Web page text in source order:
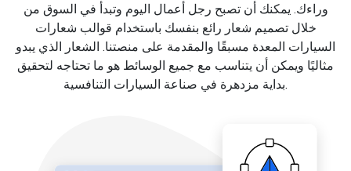
وراءك. يمكنك أن تصبح رجل أعمال اليوم وتبدأ في السوق من
خلال تصميم شعار رائع بنفسك باستخدام قوالب شعارات
السيارات المعدة مسبقًا والمقدمة على منصتنا. الشعار الذي يبدو
مثاليًا ويمكن أن يتناسب مع جميع الوسائط هو ما تحتاجه لتحقيق
بداية مزدهرة في صناعة السيارات التنافسية.